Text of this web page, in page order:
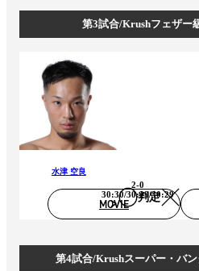
第3試合/Krushフェザー
水津 空良
判定
2-0
30:30/30:29/30:29
MOVIE
第4試合/Krushスーパー・バ